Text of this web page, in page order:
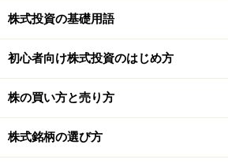
※抽選で20名にAmazonギフト券1000円
※謝礼付きの限定アンケートやモニタ
なります
株式投資の基礎用語
初心者向け株式投資のはじめ方
株の買い方と売り方
株式銘柄の選び方